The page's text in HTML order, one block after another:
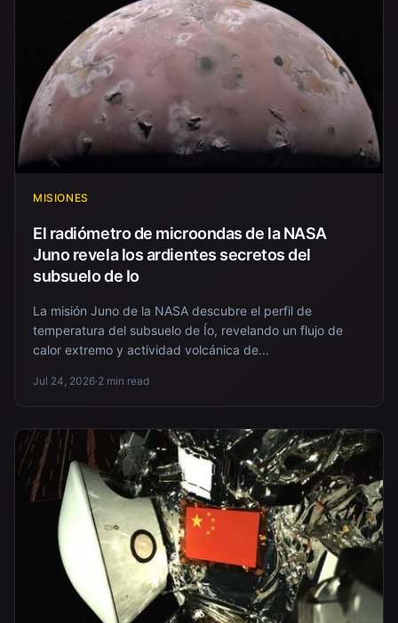
MISIONES
El radiómetro de microondas de la NASA
Juno revela los ardientes secretos del
subsuelo de Io
La misión Juno de la NASA descubre el perfil de
temperatura del subsuelo de Ío, revelando un flujo de
calor extremo y actividad volcánica de...
Jul 24, 2026·2 min read